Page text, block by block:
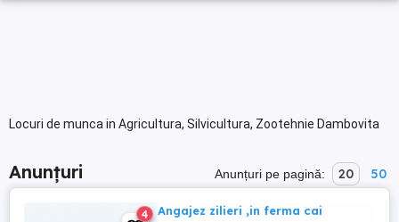
Locuri de munca in Agricultura, Silvicultura, Zootehnie Dambovita
Anunțuri Anunțuri pe pagină: 20 50
4 Angajez zilieri ,in ferma cai